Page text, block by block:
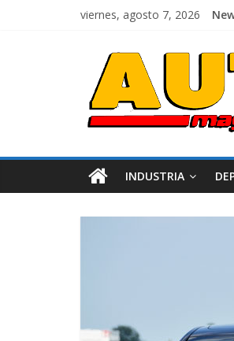
viernes, agosto 7, 2026
INDUSTRIA
Movilidad